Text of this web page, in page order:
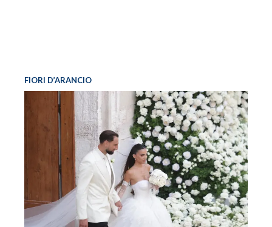
FIORI D’ARANCIO